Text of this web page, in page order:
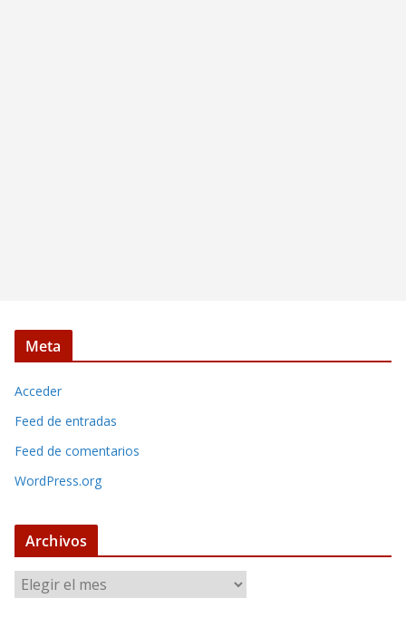
Meta
Acceder
Feed de entradas
Feed de comentarios
WordPress.org
Archivos
r